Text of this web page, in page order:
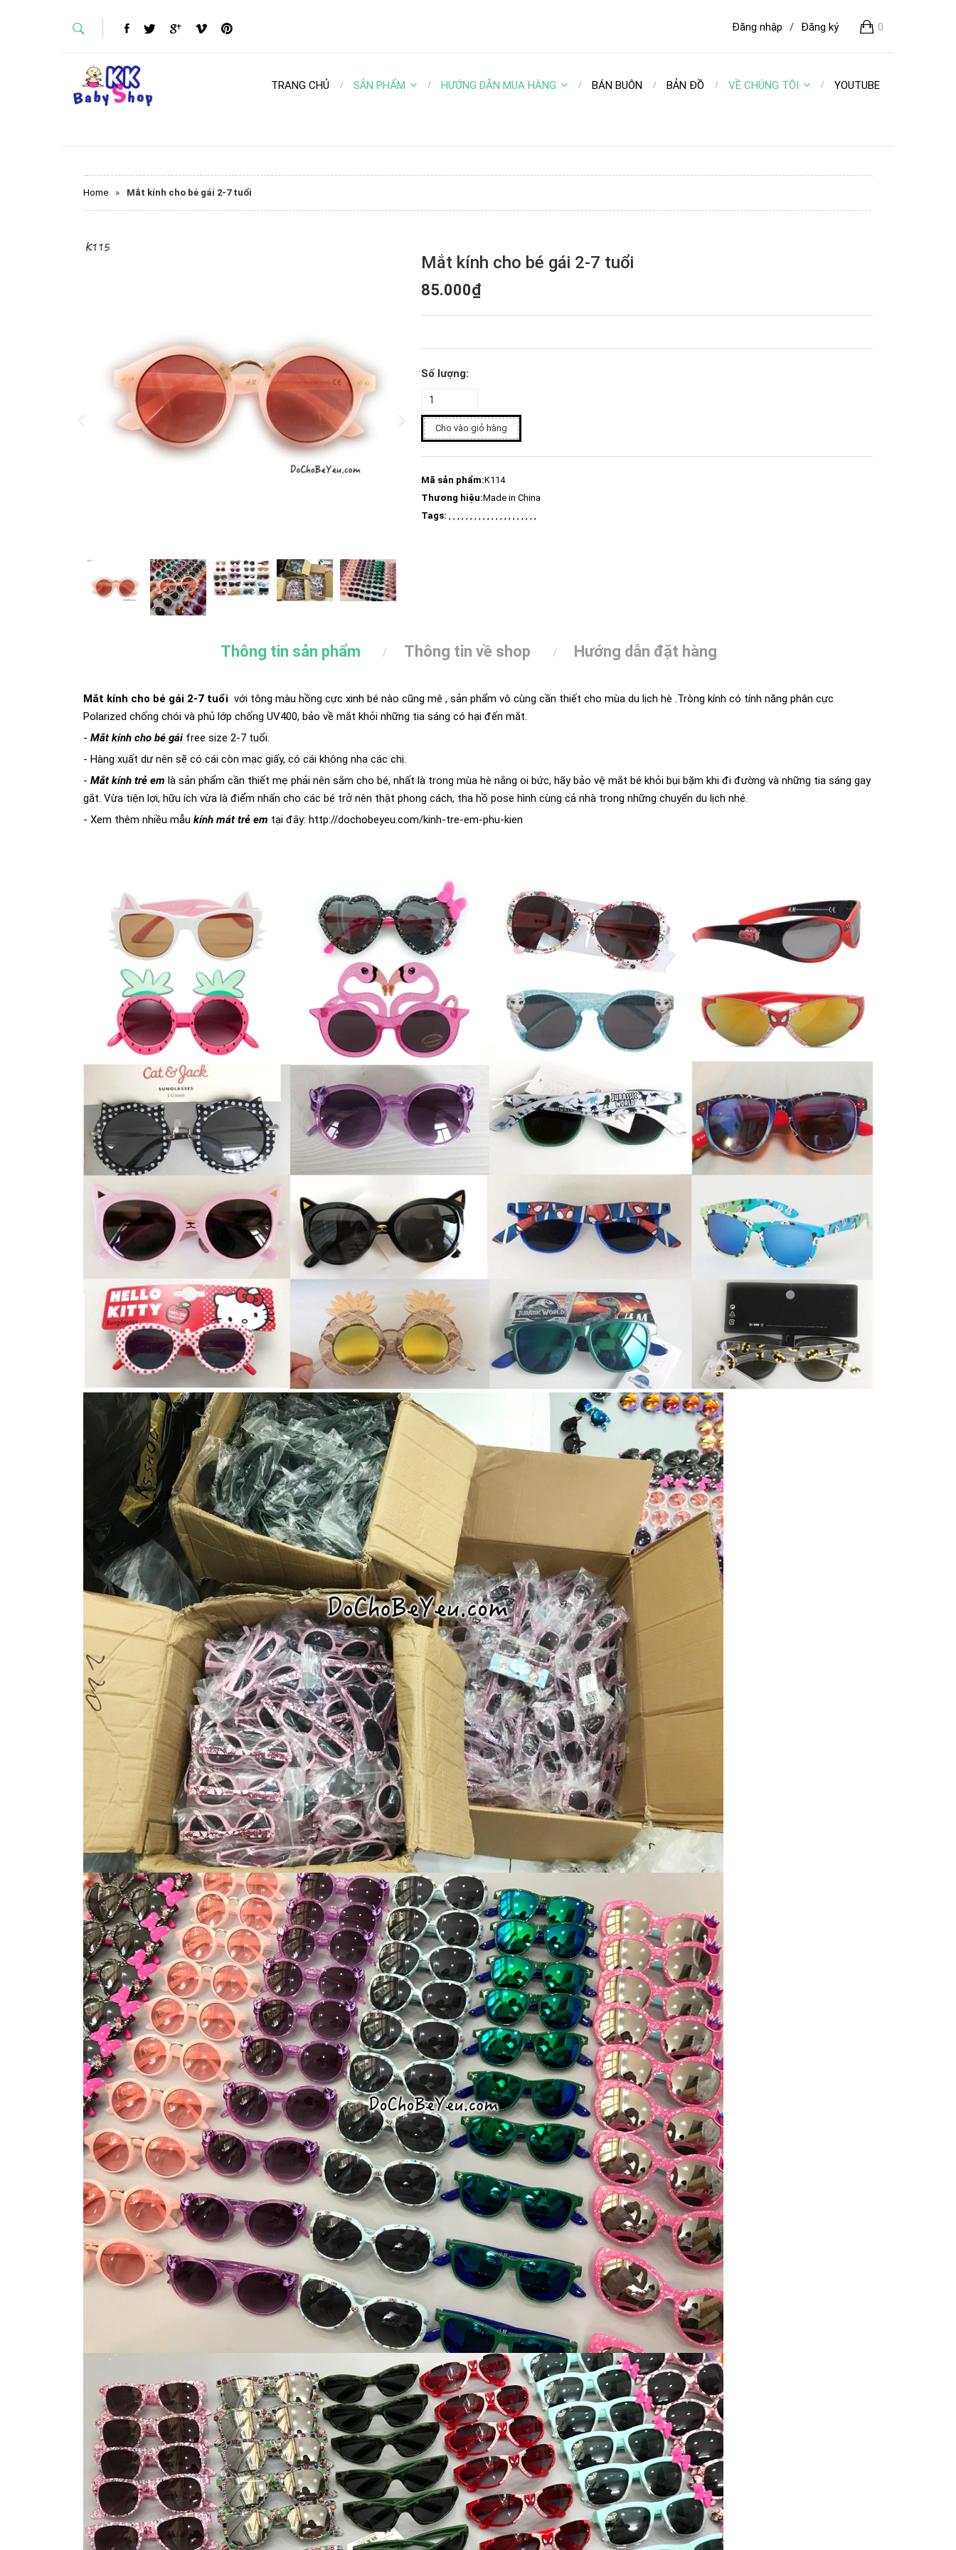
0
Đăng ký
/
Đăng nhập
TRANG CHỦ SẢN PHẨM HƯỚNG DẪN MUA HÀNG BÁN BUÔN BẢN ĐỒ VỀ CHÚNG TÔI YOUTUBE
Home » Mắt kính cho bé gái 2-7 tuổi
Mắt kính cho bé gái 2-7 tuổi
85.000₫
Số lượng:
Cho vào giỏ hàng
Mã sản phẩm:K114
Thương hiệu:Made in China
Tags: , , , , , , , , , , , , , , , , , , , , ,
Thông tin sản phẩm Thông tin về shop Hướng dẫn đặt hàng
Mắt kính cho bé gái 2-7 tuổi với tông màu hồng cực xinh bé nào cũng mê , sản phẩm vô cùng cần thiết cho mùa du lịch hè .Tròng kính có tính năng phân cực
Polarized chống chói và phủ lớp chống UV400, bảo về mắt khỏi những tia sáng có hại đến mắt.
- Mắt kính cho bé gái free size 2-7 tuổi.
- Hàng xuất dư nên sẽ có cái còn mạc giấy, có cái không nha các chị.
- Mắt kính trẻ em là sản phẩm cần thiết mẹ phải nên sắm cho bé, nhất là trong mùa hè nắng oi bức, hãy bảo vệ mắt bé khỏi bụi bặm khi đi đường và những tia sáng gay
gắt. Vừa tiện lợi, hữu ích vừa là điểm nhấn cho các bé trở nên thật phong cách, tha hồ pose hình cùng cả nhà trong những chuyến du lịch nhé.
- Xem thêm nhiều mẫu kính mát trẻ em tại đây: http://dochobeyeu.com/kinh-tre-em-phu-kien